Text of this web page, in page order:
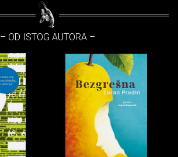
– OD ISTOG AUTORA –